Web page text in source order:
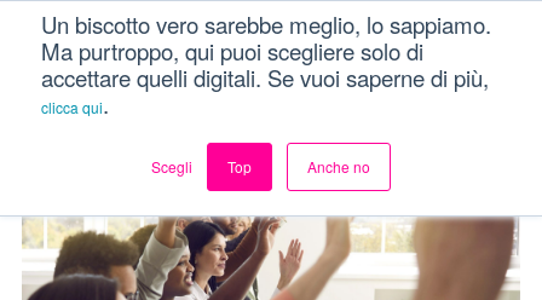
Un biscotto vero sarebbe meglio, lo sappiamo.
Ma purtroppo, qui puoi scegliere solo di
accettare quelli digitali. Se vuoi saperne di più,
clicca qui.
Scegli Top Anche no
Dici Davvero?! Menu